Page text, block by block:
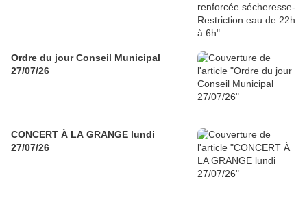
Ordre du jour Conseil Municipal
27/07/26
CONCERT À LA GRANGE lundi
27/07/26